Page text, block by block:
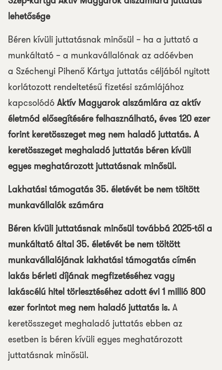
lehetősége
Béren kívüli juttatásnak minősül – ha a juttató a
munkáltató – a munkavállalónak az adóévben
a Széchenyi Pihenő Kártya juttatás céljából nyitott
korlátozott rendeltetésű fizetési számlájához
kapcsolódóAktív Magyarok alszámlára az aktív
életmód elősegítésére felhasználható, éves 120 ezer
forint keretösszeget meg nem haladó juttatás. A
keretösszeget meghaladó juttatás béren kívüli
egyes meghatározott juttatásnak minősül.
Lakhatási támogatás 35. életévét be nem töltött
munkavállalók számára
Béren kívüli juttatásnak minősül továbbá 2025-től a
munkáltató által 35. életévét be nem töltött
munkavállalójának lakhatási támogatás címén
lakás bérleti díjának megfizetéséhez vagy
lakáscélú hitel törlesztéséhez adott évi 1 millió 800
ezer forintot meg nem haladó juttatás is.A
keretösszeget meghaladó juttatás ebben az
esetben is béren kívüli egyes meghatározott
juttatásnak minősül.